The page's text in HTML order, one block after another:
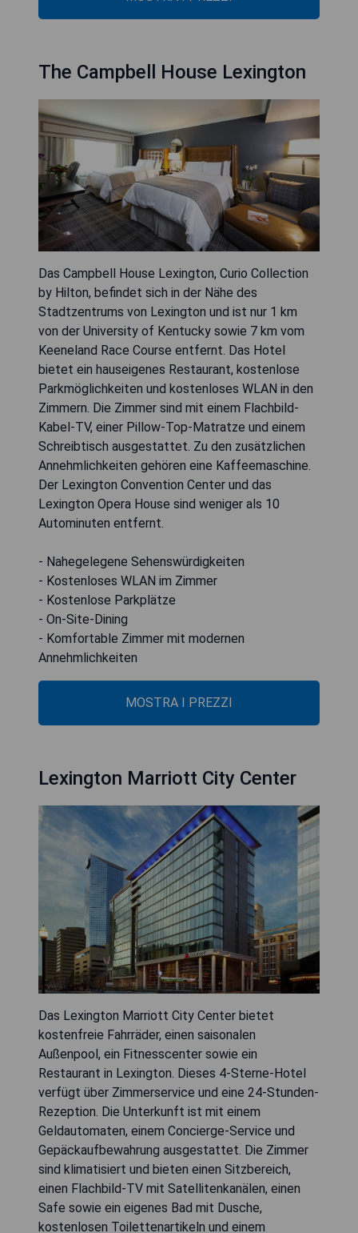
The Campbell House Lexington
Das Campbell House Lexington, Curio Collection
by Hilton, befindet sich in der Nähe des
Stadtzentrums von Lexington und ist nur 1 km
von der University of Kentucky sowie 7 km vom
Keeneland Race Course entfernt. Das Hotel
bietet ein hauseigenes Restaurant, kostenlose
Parkmöglichkeiten und kostenloses WLAN in den
Zimmern. Die Zimmer sind mit einem Flachbild-
Kabel-TV, einer Pillow-Top-Matratze und einem
Schreibtisch ausgestattet. Zu den zusätzlichen
Annehmlichkeiten gehören eine Kaffeemaschine.
Der Lexington Convention Center und das
Lexington Opera House sind weniger als 10
Autominuten entfernt.
- Nahegelegene Sehenswürdigkeiten
- Kostenloses WLAN im Zimmer
- Kostenlose Parkplätze
- On-Site-Dining
- Komfortable Zimmer mit modernen
Annehmlichkeiten
MOSTRA I PREZZI
Lexington Marriott City Center
Das Lexington Marriott City Center bietet
kostenfreie Fahrräder, einen saisonalen
Außenpool, ein Fitnesscenter sowie ein
Restaurant in Lexington. Dieses 4-Sterne-Hotel
verfügt über Zimmerservice und eine 24-Stunden-
Rezeption. Die Unterkunft ist mit einem
Geldautomaten, einem Concierge-Service und
Gepäckaufbewahrung ausgestattet. Die Zimmer
sind klimatisiert und bieten einen Sitzbereich,
einen Flachbild-TV mit Satellitenkanälen, einen
Safe sowie ein eigenes Bad mit Dusche,
kostenlosen Toilettenartikeln und einem